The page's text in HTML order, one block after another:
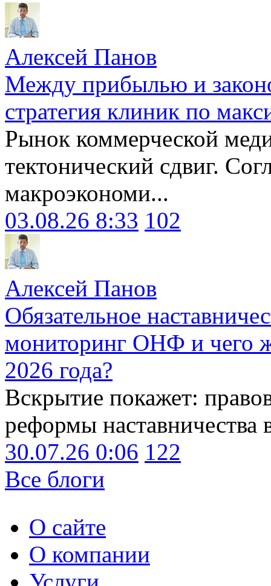
Алексей Панов
Между прибылью и
стратегия клиник по
Рынок коммерческой
тектонический сдвиг.
макроэкономи...
03.08.26 8:33 102
Алексей Панов
Обязательное
мониторинг ОНФ и чего
2026 года?
Вскрытие покажет:
реформы наставничества
30.07.26 0:06 122
Все блоги
О сайте
О компании